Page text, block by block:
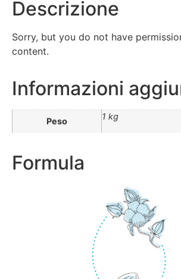
Descrizione
Sorry, but you do not have
content.
Informazioni
Peso 1 kg
Formula